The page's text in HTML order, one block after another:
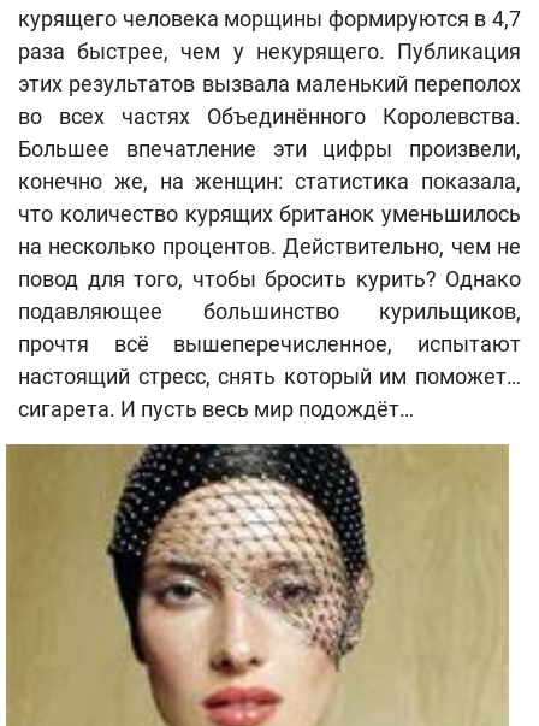
курящего человека морщины формируются в 4,7
раза быстрее, чем у некурящего. Публикация
этих результатов вызвала маленький переполох
во всех частях Объединённого Королевства.
Большее впечатление эти цифры произвели,
конечно же, на женщин: статистика показала,
что количество курящих британок уменьшилось
на несколько процентов. Действительно, чем не
повод для того, чтобы бросить курить? Однако
подавляющее большинство курильщиков,
прочтя всё вышеперечисленное, испытают
настоящий стресс, снять который им поможет…
сигарета. И пусть весь мир подождёт…